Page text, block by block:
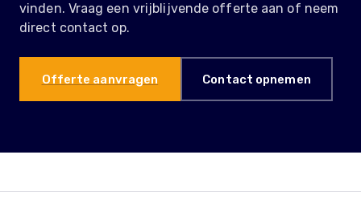
vinden. Vraag een vrijblijvende offerte aan of neem
direct contact op.
Offerte aanvragen Contact opnemen